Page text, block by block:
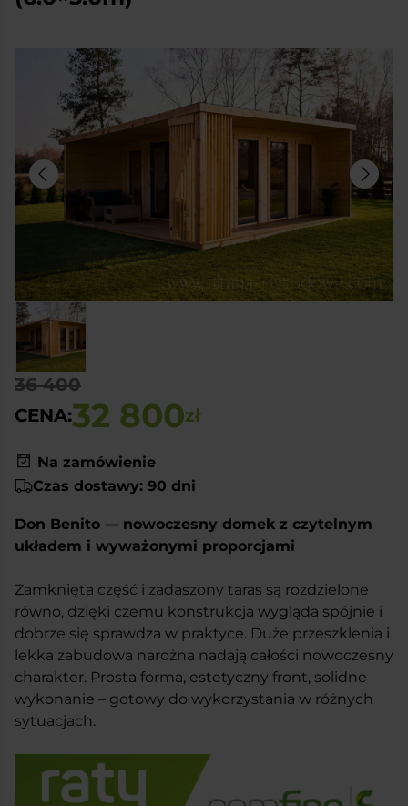
36 400
CENA:32 800zł
Na zamówienie
Czas dostawy: 90 dni
Don Benito — nowoczesny domek z czytelnym
układem i wyważonymi proporcjami
Zamknięta część i zadaszony taras są rozdzielone
równo, dzięki czemu konstrukcja wygląda spójnie i
dobrze się sprawdza w praktyce. Duże przeszklenia i
lekka zabudowa narożna nadają całości nowoczesny
charakter. Prosta forma, estetyczny front, solidne
wykonanie – gotowy do wykorzystania w różnych
sytuacjach.